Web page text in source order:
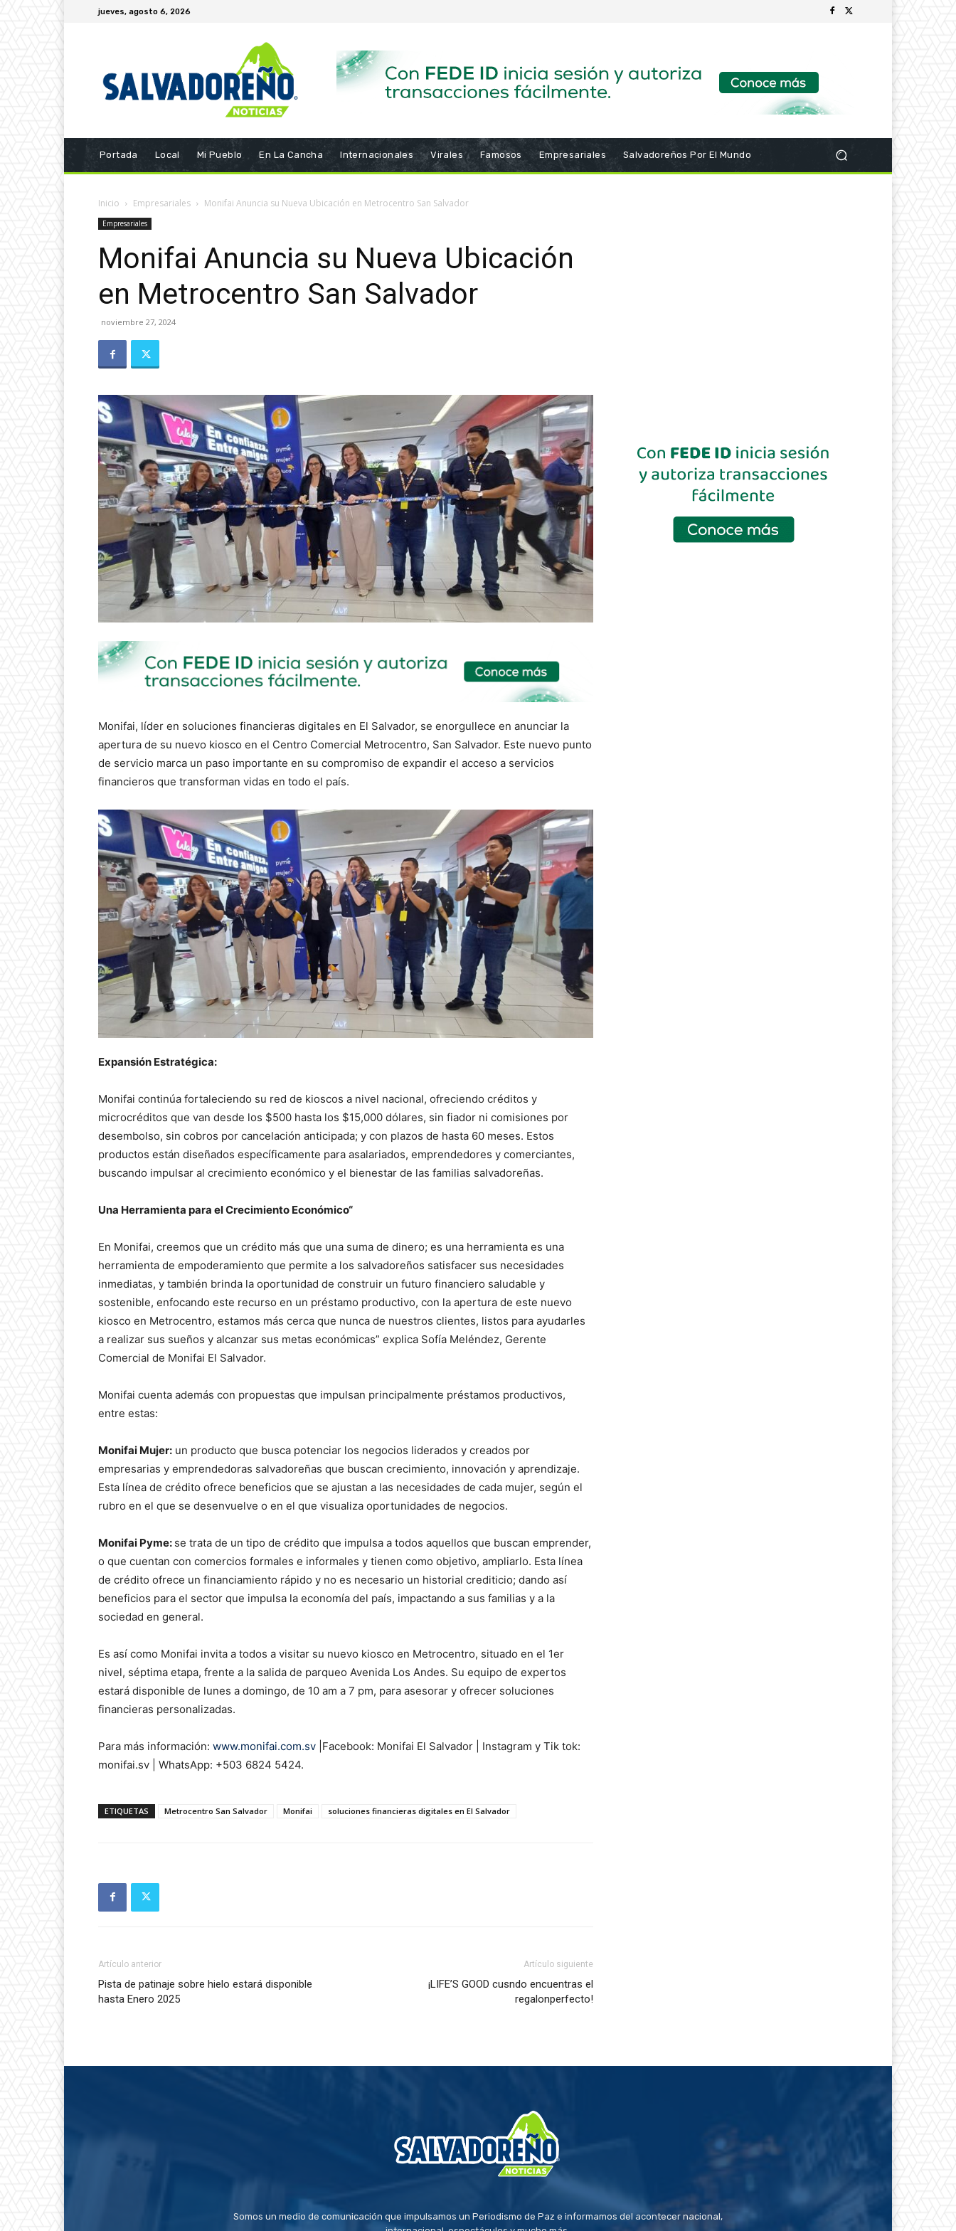
jueves, agosto 6, 2026
Portada Local Mi Pueblo En La Cancha Internacionales Virales Famosos Empresariales Salvadoreños Por El Mundo
Inicio Empresariales Monifai Anuncia su Nueva Ubicación en Metrocentro San Salvador
Empresariales
Monifai Anuncia su Nueva Ubicación
en Metrocentro San Salvador
noviembre 27, 2024
Monifai, líder en soluciones financieras digitales en El Salvador, se enorgullece en anunciar la
apertura de su nuevo kiosco en el Centro Comercial Metrocentro, San Salvador. Este nuevo punto
de servicio marca un paso importante en su compromiso de expandir el acceso a servicios
financieros que transforman vidas en todo el país.
Expansión Estratégica:
Monifai continúa fortaleciendo su red de kioscos a nivel nacional, ofreciendo créditos y
microcréditos que van desde los $500 hasta los $15,000 dólares, sin fiador ni comisiones por
desembolso, sin cobros por cancelación anticipada; y con plazos de hasta 60 meses. Estos
productos están diseñados específicamente para asalariados, emprendedores y comerciantes,
buscando impulsar al crecimiento económico y el bienestar de las familias salvadoreñas.
Una Herramienta para el Crecimiento Económico“
En Monifai, creemos que un crédito más que una suma de dinero; es una herramienta es una
herramienta de empoderamiento que permite a los salvadoreños satisfacer sus necesidades
inmediatas, y también brinda la oportunidad de construir un futuro financiero saludable y
sostenible, enfocando este recurso en un préstamo productivo, con la apertura de este nuevo
kiosco en Metrocentro, estamos más cerca que nunca de nuestros clientes, listos para ayudarles
a realizar sus sueños y alcanzar sus metas económicas” explica Sofía Meléndez, Gerente
Comercial de Monifai El Salvador.
Monifai cuenta además con propuestas que impulsan principalmente préstamos productivos,
entre estas:
Monifai Mujer: un producto que busca potenciar los negocios liderados y creados por
empresarias y emprendedoras salvadoreñas que buscan crecimiento, innovación y aprendizaje.
Esta línea de crédito ofrece beneficios que se ajustan a las necesidades de cada mujer, según el
rubro en el que se desenvuelve o en el que visualiza oportunidades de negocios.
Monifai Pyme: se trata de un tipo de crédito que impulsa a todos aquellos que buscan emprender,
o que cuentan con comercios formales e informales y tienen como objetivo, ampliarlo. Esta línea
de crédito ofrece un financiamiento rápido y no es necesario un historial crediticio; dando así
beneficios para el sector que impulsa la economía del país, impactando a sus familias y a la
sociedad en general.
Es así como Monifai invita a todos a visitar su nuevo kiosco en Metrocentro, situado en el 1er
nivel, séptima etapa, frente a la salida de parqueo Avenida Los Andes. Su equipo de expertos
estará disponible de lunes a domingo, de 10 am a 7 pm, para asesorar y ofrecer soluciones
financieras personalizadas.
Para más información: www.monifai.com.sv |Facebook: Monifai El Salvador | Instagram y Tik tok:
monifai.sv | WhatsApp: +503 6824 5424.
ETIQUETAS Metrocentro San Salvador Monifai soluciones financieras digitales en El Salvador
Artículo anterior
Pista de patinaje sobre hielo estará disponible
hasta Enero 2025
Artículo siguiente
¡LIFE’S GOOD cusndo encuentras el
regalonperfecto!
Somos un medio de comunicación que impulsamos un Periodismo de Paz e informamos del acontecer nacional,